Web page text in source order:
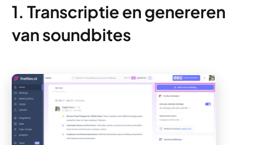
1. Transcriptie en genereren
van soundbites